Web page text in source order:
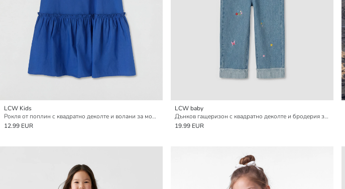
LCW Kids
Рокля от поплин с квадратно деколте и волани за момичета
12.99 EUR
LCW baby
Дънков гащеризон с квадратно деколте и бродерия за момичета
19.99 EUR